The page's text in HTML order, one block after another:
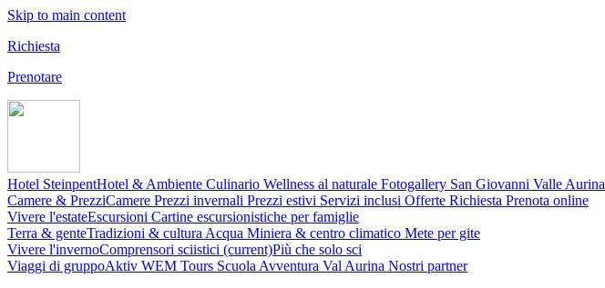
Skip to main content
Richiesta
Prenotare
Hotel SteinpentHotel & Ambiente Culinario Wellness al naturale Fotogallery San Giovanni Valle Aurina
Camere & PrezziCamere Prezzi invernali Prezzi estivi Servizi inclusi Offerte Richiesta Prenota online
Vivere l'estateEscursioni Cartine escursionistiche per famiglie
Terra & genteTradizioni & cultura Acqua Miniera & centro climatico Mete per gite
Vivere l'invernoComprensori sciistici (current)Più che solo sci
Viaggi di gruppoAktiv WEM Tours Scuola Avventura Val Aurina Nostri partner